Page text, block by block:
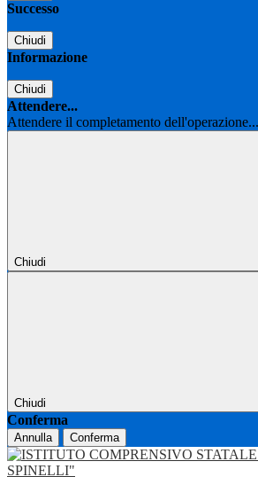
Successo
Chiudi
Informazione
Chiudi
Attendere...
Attendere il completamento dell'operazione...
Chiudi
Chiudi
Conferma
Annulla Conferma